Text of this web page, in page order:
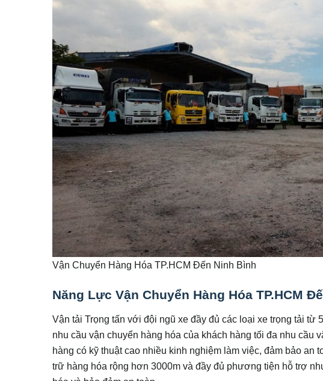
Vận Chuyển Hàng Hóa TP.HCM Đến Ninh Bình
Năng Lực Vận Chuyển Hàng Hóa TP.HCM
Vận tải Trọng tấn với đội ngũ xe đầy đủ các loại xe trọng tải từ
nhu cầu vận chuyển hàng hóa của khách hàng tối đa nhu cầu
hàng có kỹ thuật cao nhiều kinh nghiệm làm việc, đảm bảo
trữ hàng hóa rộng hơn 3000m và đầy đủ phương tiện hỗ trợ